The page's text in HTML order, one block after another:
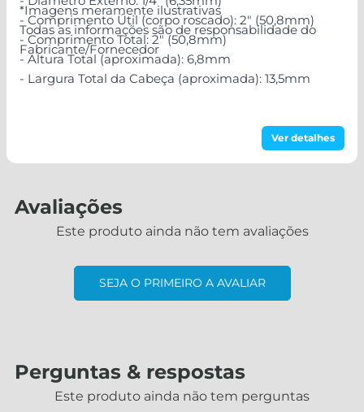
Ver detalhes
- Comprimento Útil (corpo roscado): 2" (50,8mm)
- Comprimento Total: 2" (50,8mm)
- Altura Total (aproximada): 6,8mm
- Largura Total da Cabeça (aproximada): 13,5mm
*Imagens meramente ilustrativas
Todas as informações são de responsabilidade do
Fabricante/Fornecedor
Avaliações
Este produto ainda não tem avaliações
SEJA O PRIMEIRO A AVALIAR
Perguntas & respostas
Este produto ainda não tem perguntas